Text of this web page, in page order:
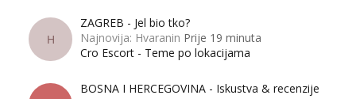
H
ZAGREB - Jel bio tko?
Najnovija: Hvaranin Prije 19 minuta
Cro Escort - Teme po lokacijama
BOSNA I HERCEGOVINA - Iskustva & recenzije